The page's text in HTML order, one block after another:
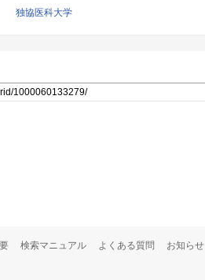
独協医科大学
検索マニュアル よくある質問 お知らせ